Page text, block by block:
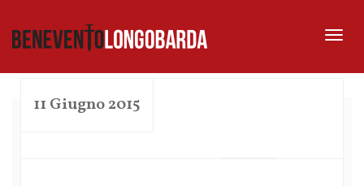
11 Giugno 2015